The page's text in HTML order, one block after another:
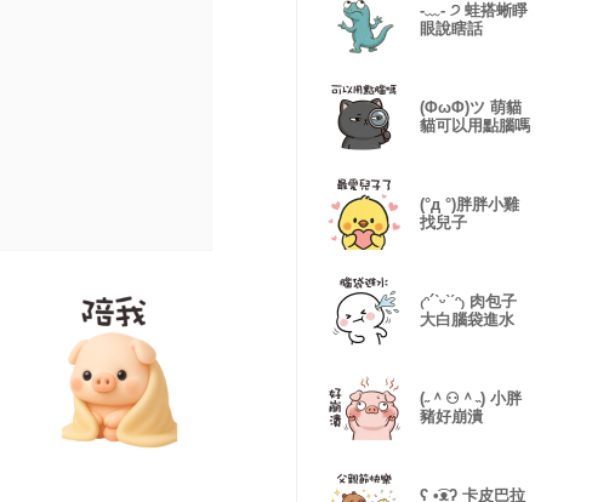
-﹏- ੭ 蛙搭蜥睜
眼說瞎話
(ΦωΦ)ツ 萌貓
貓可以用點腦嗎
(°д °)胖胖小雞
找兒子
₍ᵔ´ˋᵕˋˊᵔ₎ 肉包子
大白腦袋進水
(˶＾⚇＾˵) 小胖
豬好崩潰
ʕ •͡ᴥʔ 卡皮巴拉